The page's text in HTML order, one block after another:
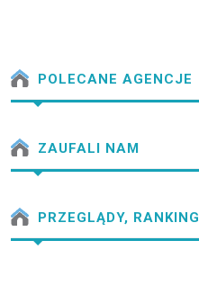
POLECANE AGENCJE
ZAUFALI NAM
PRZEGLĄDY,